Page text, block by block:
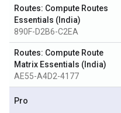
Routes: Compute Routes
Essentials (India)
890F-D2B6-C2EA
Routes: Compute Route
Matrix Essentials (India)
AE55-A4D2-4177
Pro